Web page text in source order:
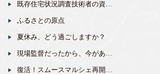
既存住宅状況調査技術者の資格
を取得しました
ふるさとの原点
夏休み、どう過ごしますか？
現場監督だったから、今があ
る。
復活！スムースマルシェ再開し